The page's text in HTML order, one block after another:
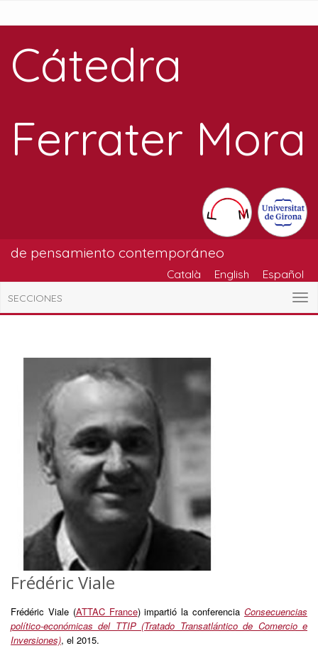
Cátedra
Ferrater Mora
de pensamiento contemporáneo
Català English Español
SECCIONES
Frédéric Viale
Frédéric Viale (ATTAC France) impartió la conferenciaConsecuencias
político-económicas del TTIP (Tratado Transatlántico de Comercio e
Inversiones), el 2015.